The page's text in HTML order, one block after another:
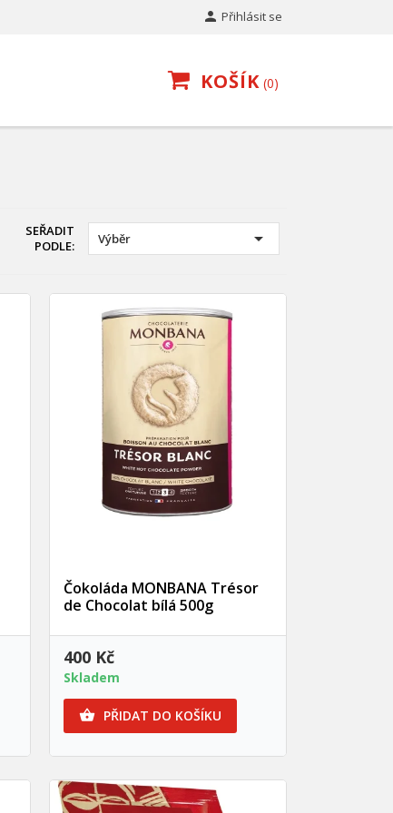
 Přihlásit se
KOŠÍK 0
SEŘADIT
PODLE:
Výběr 
Rychlý náhled
Čokoláda MONBANA Trésor
de Chocolat bílá 500g
400 Kč
Skladem
 PŘIDAT DO KOŠÍKU